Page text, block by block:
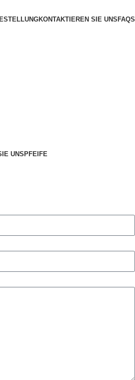
KONTAKTIEREN SIE UNS FAQS
UNS PFEIFE